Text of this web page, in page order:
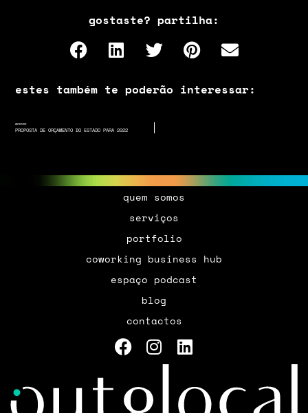
gostaste? partilha:
estes também te poderão interessar:
ANTERIOR
PROPOSTA DE ORÇAMENTO DO ESTADO PARA 2022
quem somos
serviços
portfolio
coworking business hub
espaço podcast
blog
contactos